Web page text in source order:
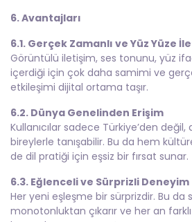
6. Avantajları
6.1. Gerçek Zamanlı ve Yüz Yüze
Görüntülü iletişim, ses tonunu, yüz
içerdiği için çok daha samimi ve
etkileşimi dijital ortama taşır.
6.2. Dünya Genelinden Erişim
Kullanıcılar sadece Türkiye’den
bireylerle tanışabilir. Bu da hem
de dil pratiği için eşsiz bir fırsat sunar.
6.3. Eğlenceli ve Sürprizli Deneyim
Her yeni eşleşme bir sürprizdir. Bu da
monotonluktan çıkarır ve her an